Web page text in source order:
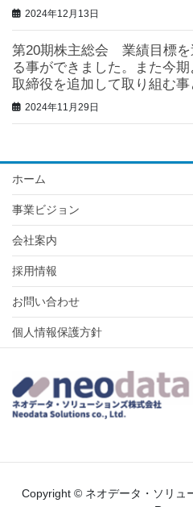
2024年12月13日
第20期株主総会 業績目標を
る事ができました。また今
取締役を追加して取り組む事
2024年11月29日
ホーム
事業ビジョン
会社案内
採用情報
お問い合わせ
個人情報保護方針
Copyright © ネオデータ・ソリュ